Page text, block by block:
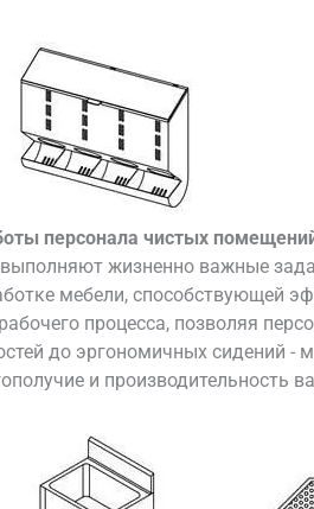
персонала чистых
жизненно важные
мебели, способствующей
процесса, позволяя
до эргономичных сидений
и производительность